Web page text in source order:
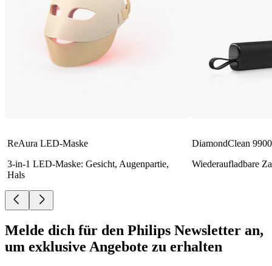
ReAura LED-Maske
3-in-1 LED-Maske: Gesicht, Augenpartie,
Hals
DiamondClean
Wiederaufladbare
Melde dich für den Philips Newsletter an,
um exklusive Angebote zu erhalten